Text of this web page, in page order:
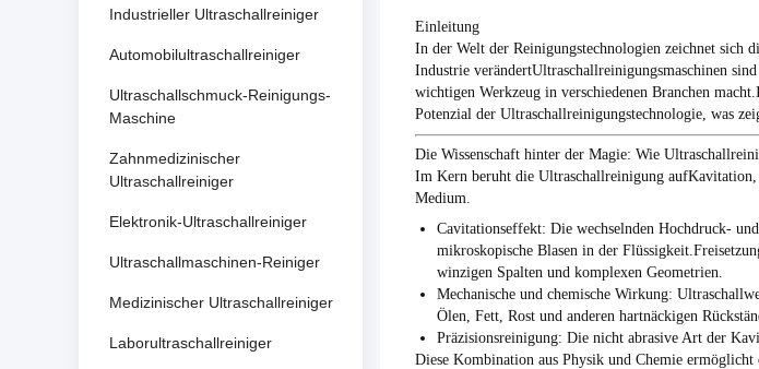
Industrieller Ultraschallreiniger
Automobilultraschallreiniger
Ultraschallschmuck-Reinigungs-
Maschine
Zahnmedizinischer
Ultraschallreiniger
Elektronik-Ultraschallreiniger
Ultraschallmaschinen-Reiniger
Medizinischer Ultraschallreiniger
Laborultraschallreiniger
Einleitung
In der Welt der Reinigungstechnologien zeichnet sich
Industrie verändertUltraschallreinigungsmaschinen
wichtigen Werkzeug in verschiedenen Branchen
Potenzial der Ultraschallreinigungstechnologie, was
Die Wissenschaft hinter der Magie: Wie
Im Kern beruht die Ultraschallreinigung aufKavitation
Medium.
Cavitationseffekt: Die wechselnden Hochdruck-
mikroskopische Blasen in der
winzigen Spalten und komplexen Geometrien.
Mechanische und chemische Wirkung:
Ölen, Fett, Rost und anderen hartnäckigen
Präzisionsreinigung: Die nicht abrasive Art der
Diese Kombination aus Physik und Chemie